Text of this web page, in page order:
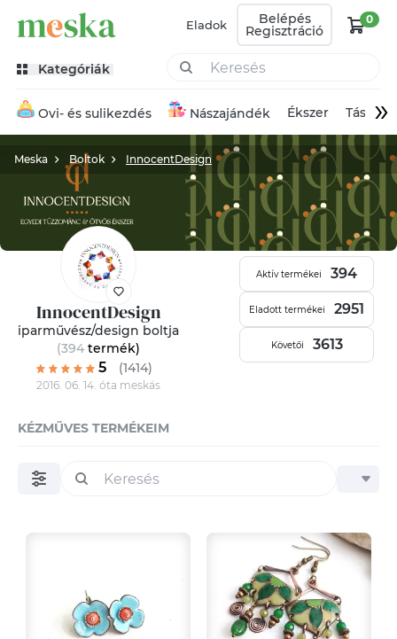
Eladok Belépés
Regisztráció
0
Kategóriák
Ovi- és sulikezdés Nászajándék Ékszer Táska»
Meska Boltok InnocentDesign
InnocentDesign
iparművész/design boltja
(394 termék)
5 (1414)
2016. 06. 14. óta meskás
Aktív termékei 394
Eladott termékei 2951
Követői 3613
KÉZMŰVES TERMÉKEIM